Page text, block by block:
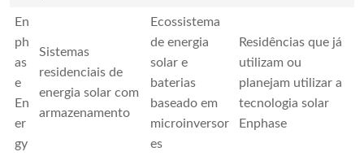
En
ph
as
e
En
er
gy
Sistemas
residenciais de
energia solar com
armazenamento
Ecossistema
de energia
solar e
baterias
baseado em
microinversor
es
Residências que já
utilizam ou
planejam utilizar a
tecnologia solar
Enphase